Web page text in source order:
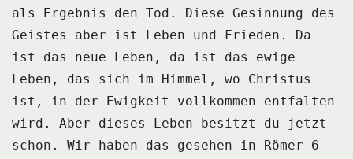
als Ergebnis den Tod.
Diese Gesinnung des
Geistes aber ist Leben und Frieden.
Da
ist das neue Leben, da ist das ewige
Leben, das sich im Himmel, wo Christus
ist,
in der Ewigkeit vollkommen entfalten
wird.
Aber dieses Leben besitzt du jetzt
schon.
Wir haben das gesehen in
Römer 6